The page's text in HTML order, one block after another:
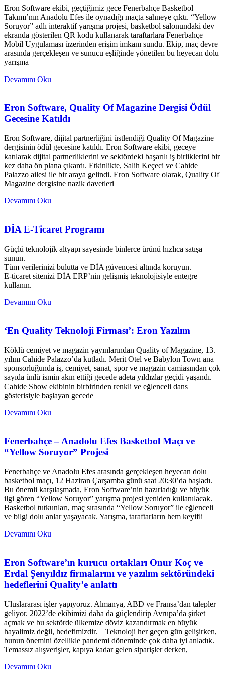
Eron Software ekibi, geçtiğimiz gece Fenerbahçe Basketbol
Takımı’nın Anadolu Efes ile oynadığı maçta sahneye çıktı. “Yellow
Soruyor” adlı interaktif yarışma projesi, basketbol salonundaki dev
ekranda gösterilen QR kodu kullanarak taraftarlara Fenerbahçe
Mobil Uygulaması üzerinden erişim imkanı sundu. Ekip, maç devre
arasında gerçekleşen ve sunucu eşliğinde yönetilen bu heyecan dolu
yarışma
Devamını Oku
Eron Software, Quality Of Magazine Dergisi Ödül
Gecesine Katıldı
Eron Software, dijital partnerliğini üstlendiği Quality Of Magazine
dergisinin ödül gecesine katıldı. Eron Software ekibi, geceye
katılarak dijital partnerliklerini ve sektördeki başarılı iş birliklerini bir
kez daha ön plana çıkardı. Etkinlikte, Salih Keçeci ve Cahide
Palazzo ailesi ile bir araya gelindi. Eron Software olarak, Quality Of
Magazine dergisine nazik davetleri
Devamını Oku
DİA E-Ticaret Programı
Güçlü teknolojik altyapı sayesinde binlerce ürünü hızlıca satışa
sunun.
Tüm verilerinizi bulutta ve DİA güvencesi altında koruyun.
E-ticaret sitenizi DİA ERP’nin gelişmiş teknolojisiyle entegre
kullanın.
Devamını Oku
‘En Quality Teknoloji Firması’: Eron Yazılım
Köklü cemiyet ve magazin yayınlarından Quality of Magazine, 13.
yılını Cahide Palazzo’da kutladı. Merit Otel ve Babylon Town ana
sponsorluğunda iş, cemiyet, sanat, spor ve magazin camiasından çok
sayıda ünlü ismin akın ettiği gecede adeta yıldızlar geçidi yaşandı.
Cahide Show ekibinin birbirinden renkli ve eğlenceli dans
gösterisiyle başlayan gecede
Devamını Oku
Fenerbahçe – Anadolu Efes Basketbol Maçı ve
“Yellow Soruyor” Projesi
Fenerbahçe ve Anadolu Efes arasında gerçekleşen heyecan dolu
basketbol maçı, 12 Haziran Çarşamba günü saat 20:30’da başladı.
Bu önemli karşılaşmada, Eron Software’nin hazırladığı ve büyük
ilgi gören “Yellow Soruyor” yarışma projesi yeniden kullanılacak.
Basketbol tutkunları, maç sırasında “Yellow Soruyor” ile eğlenceli
ve bilgi dolu anlar yaşayacak. Yarışma, taraftarların hem keyifli
Devamını Oku
Eron Software’ın kurucu ortakları Onur Koç ve
Erdal Şenyıldız firmalarını ve yazılım sektöründeki
hedeflerini Quality’e anlattı
Uluslararası işler yapıyoruz. Almanya, ABD ve Fransa’dan talepler
geliyor. 2022’de ekibimizi daha da güçlendirip Avrupa’da şirket
açmak ve bu sektörde ülkemize döviz kazandırmak en büyük
hayalimiz değil, hedefimizdir. Teknoloji her geçen gün gelişirken,
bunun önemini özellikle pandemi döneminde çok daha iyi anladık.
Temassız alışverişler, kapıya kadar gelen siparişler derken,
Devamını Oku